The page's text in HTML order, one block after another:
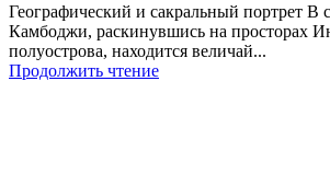
Географический и сакральный портрет В
Камбоджи, раскинувшись на просторах
полуострова, находится величай...
Продолжить чтение